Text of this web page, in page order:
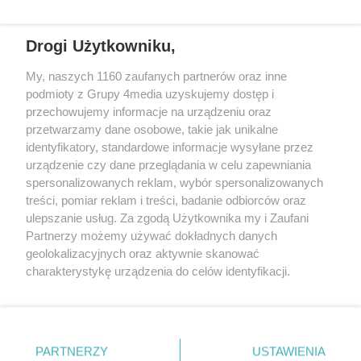
Reklama Kontakt Regulamin
Dystrybucja
Regulamin prenumeraty
Polityka Prywatności
Zapisz się do newslettera
Dołącz do grona ludzi najlepiej poinformowanych!
Zapisz się »
Drogi Użytkowniku,
My, naszych 1160 zaufanych partnerów oraz inne
podmioty z Grupy 4media uzyskujemy dostęp i
przechowujemy informacje na urządzeniu oraz
przetwarzamy dane osobowe, takie jak unikalne
identyfikatory, standardowe informacje wysyłane przez
urządzenie czy dane przeglądania w celu zapewniania
spersonalizowanych reklam, wybór spersonalizowanych
treści, pomiar reklam i treści, badanie odbiorców oraz
ulepszanie usług. Za zgodą Użytkownika my i Zaufani
Partnerzy możemy używać dokładnych danych
geolokalizacyjnych oraz aktywnie skanować
charakterystykę urządzenia do celów identyfikacji.
zmienić/wycofać klikając przycisk ustawień prywatności
PARTNERZY USTAWIENIA